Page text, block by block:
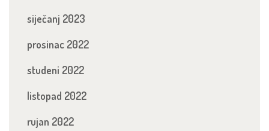
siječanj 2023
prosinac 2022
studeni 2022
listopad 2022
rujan 2022